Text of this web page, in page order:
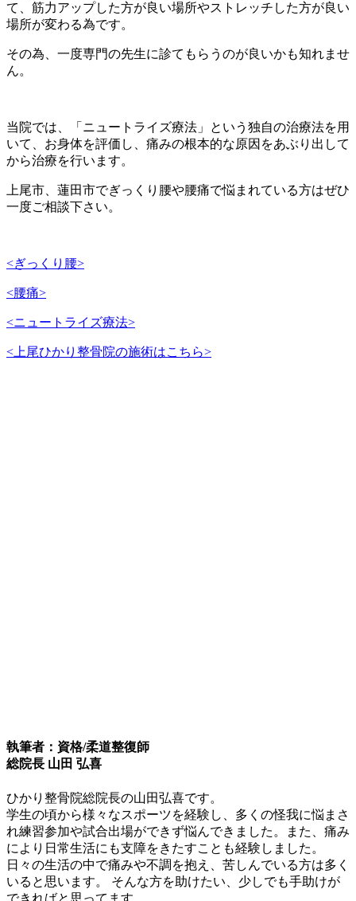
て、筋力アップした方が良い場所やストレッチした方が良い
場所が変わる為です。
その為、一度専門の先生に診てもらうのが良いかも知れませ
ん。
当院では、「ニュートライズ療法」という独自の治療法を用
いて、お身体を評価し、痛みの根本的な原因をあぶり出して
から治療を行います。
上尾市、蓮田市でぎっくり腰や腰痛で悩まれている方はぜひ
一度ご相談下さい。
<ぎっくり腰>
<腰痛>
<ニュートライズ療法>
<上尾ひかり整骨院の施術はこちら>
執筆者：資格/柔道整復師
総院長 山田 弘喜
ひかり整骨院総院長の山田弘喜です。
学生の頃から様々なスポーツを経験し、多くの怪我に悩まさ
れ練習参加や試合出場ができず悩んできました。また、痛み
により日常生活にも支障をきたすことも経験しました。
日々の生活の中で痛みや不調を抱え、苦しんでいる方は多く
いると思います。 そんな方を助けたい、少しでも手助けが
できればと思ってます。